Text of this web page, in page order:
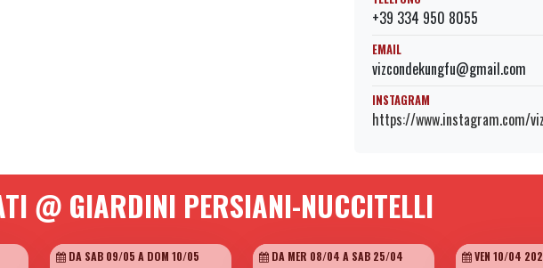
+39 334 950 8055
EMAIL
vizcondekungfu@gmail.com
INSTAGRAM
https://www.instagram.com/
@ GIARDINI PERSIANI-NUCCITELLI
DA SAB 09/05 A DOM 10/05
DA MER 08/04 A SAB 25/04
VEN 10/04